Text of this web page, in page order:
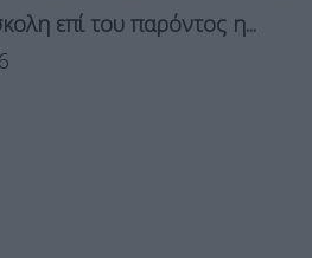
επί του παρόντος η...